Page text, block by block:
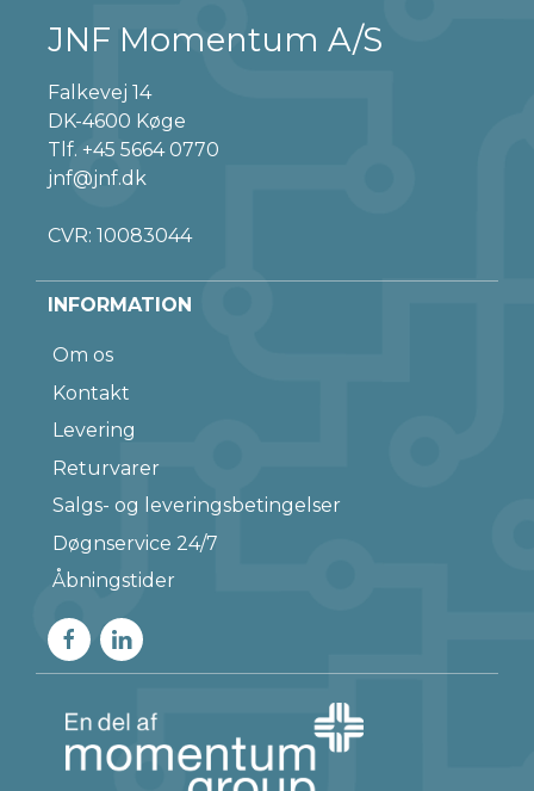
JNF Momentum A/S
Falkevej 14
DK-4600 Køge
Tlf. +45 5664 0770
jnf@jnf.dk
CVR: 10083044
INFORMATION
Om os
Kontakt
Levering
Returvarer
Salgs- og leveringsbetingelser
Døgnservice 24/7
Åbningstider